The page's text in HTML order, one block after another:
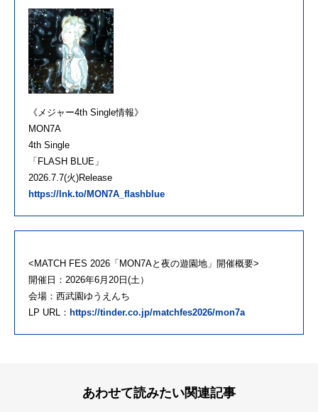
《メジャー4th Single情報》
MON7A
4th Single
「FLASH BLUE」
2026.7.7(火)Release
https://lnk.to/MON7A_flashblue
<MATCH FES 2026「MON7Aと夜の遊園地」開催概要>
開催日：2026年6月20日(土）
会場：西武園ゆうえんち
LP URL： https://tinder.co.jp/matchfes2026/mon7a
あわせて読みたい関連記事